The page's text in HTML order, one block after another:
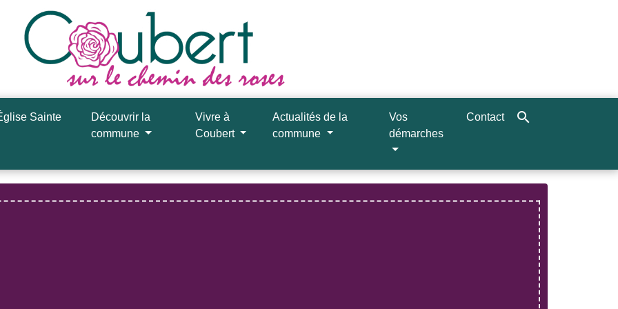
Sainte
Découvrir la
commune
Vivre à
Coubert
Actualités de la
commune
Vos
démarches
Contact search